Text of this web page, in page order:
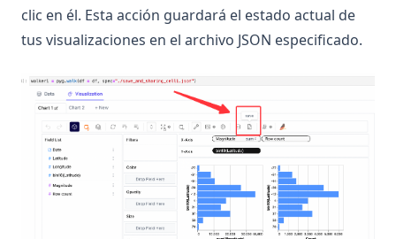
clic en él. Esta acción guardará el estado actual de
tus visualizaciones en el archivo JSON especificado.